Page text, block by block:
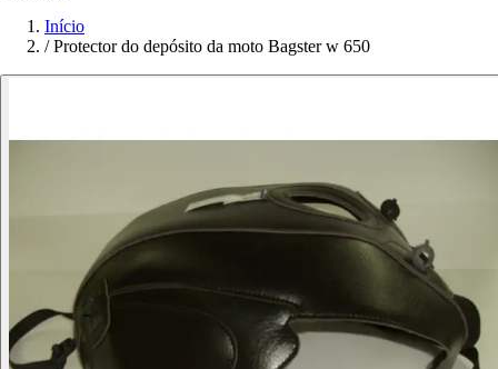
Início
/ Protector do depósito da moto Bagster w 650